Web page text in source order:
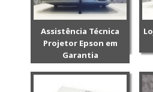
Assistência Técnica
Projetor Epson em
Garantia